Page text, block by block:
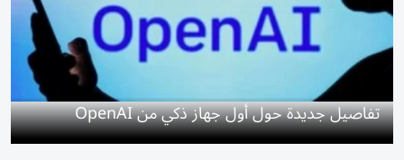
تفاصيل جديدة حول أول جهاز ذكي من OpenAI